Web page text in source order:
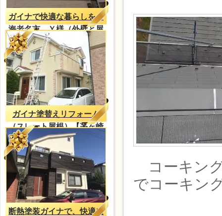
ガイナで快適な暮らしを
海老名市 Ｙ様（外壁と屋
根共に、ガイナ）
ガイナ塗替えリフォーム
（スレート屋根）【茅ヶ崎
市ー塗装工事】
断熱塗装ガイナで、快適に
コーキン
でコーキン